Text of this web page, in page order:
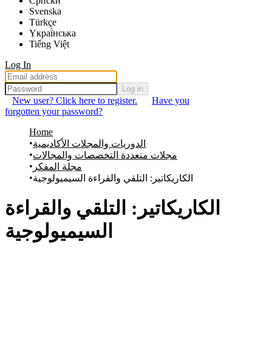
Svenska
Türkçe
Yкраї́нська
Tiếng Việt
Log In
Log in
New user? Click here to register.
Have you
forgotten your password?
Home
الدوريات والمجلات الأكاديمية
مجلات متعددة التخصصات والمجالات
مجلة المفكر
الكاريكاتير: التلقي والقراءة السيميولوجية
الكاريكاتير: التلقي والقراءة
السيميولوجية